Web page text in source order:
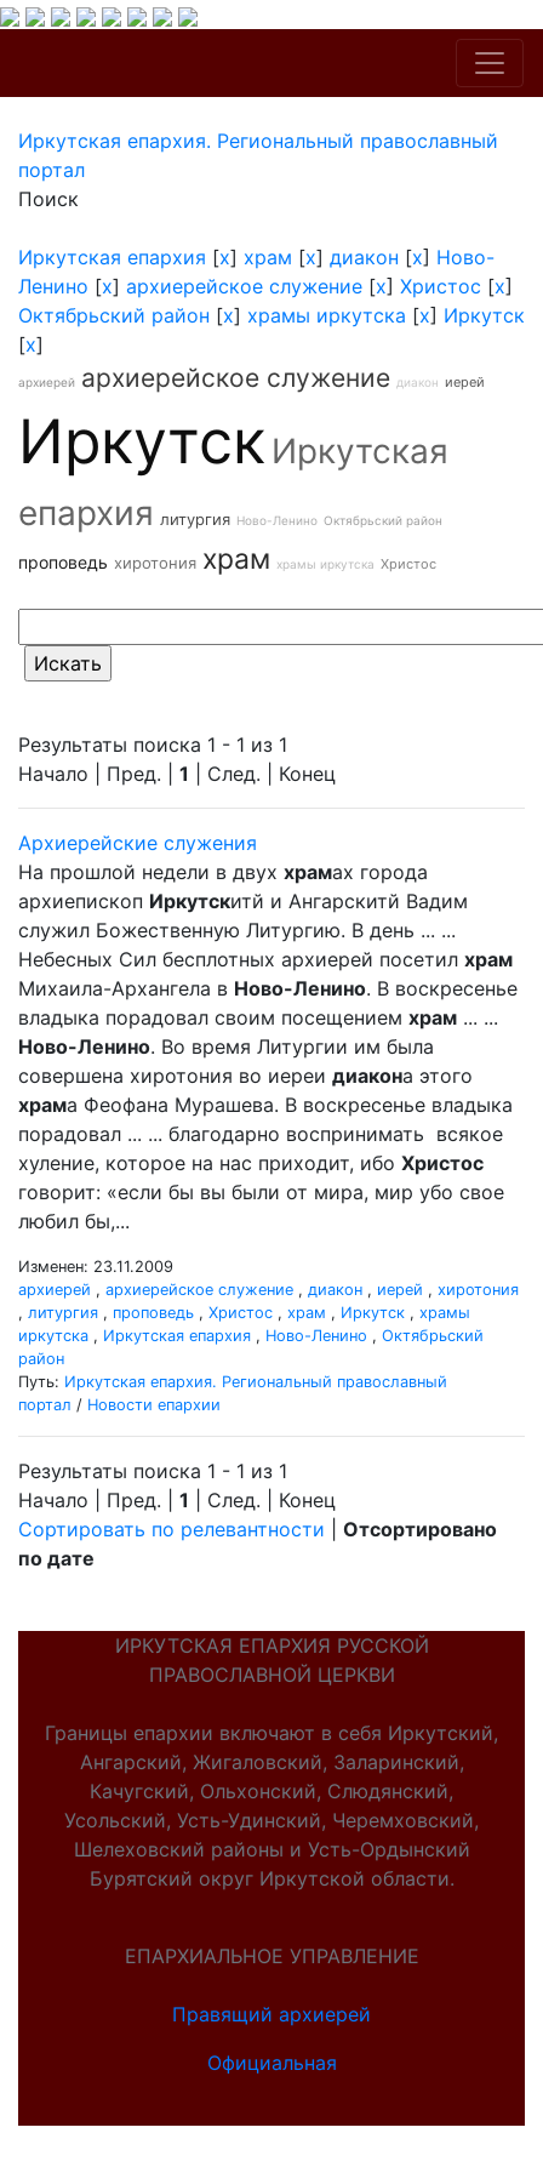
Иркутская епархия. Региональный православный
портал
Поиск
Иркутская епархия [x] храм [x] диакон [x] Ново-
Ленино [x] архиерейское служение [x] Христос [x]
Октябрьский район [x] храмы иркутска [x] Иркутск
[x]
архиерей архиерейское служение диакон иерей
Иркутск Иркутская
епархия литургия Ново-Ленино Октябрьский район
проповедь хиротония храм храмы иркутска Христос
Результаты поиска 1 - 1 из 1
Начало | Пред. | 1 | След. | Конец
Архиерейские служения
На прошлой недели в двух храмах города
архиепископ Иркутскитй и Ангарскитй Вадим
служил Божественную Литургию. В день ... ...
Небесных Сил бесплотных архиерей посетил храм
Михаила-Архангела в Ново-Ленино. В воскресенье
владыка порадовал своим посещением храм ... ...
Ново-Ленино. Во время Литургии им была
совершена хиротония во иереи диакона этого
храма Феофана Мурашева. В воскресенье владыка
порадовал ... ... благодарно воспринимать всякое
хуление, которое на нас приходит, ибо Христос
говорит: «если бы вы были от мира, мир убо свое
любил бы,...
Изменен: 23.11.2009
архиерей , архиерейское служение , диакон , иерей , хиротония
, литургия , проповедь , Христос , храм , Иркутск , храмы
иркутска , Иркутская епархия , Ново-Ленино , Октябрьский
район
Путь: Иркутская епархия. Региональный православный
портал / Новости епархии
Результаты поиска 1 - 1 из 1
Начало | Пред. | 1 | След. | Конец
Сортировать по релевантности
Отсортировано
по дате
ИРКУТСКАЯ ЕПАРХИЯ РУССКОЙ
ПРАВОСЛАВНОЙ ЦЕРКВИ
Границы епархии включают в себя Иркутский,
Ангарский, Жигаловский, Заларинский,
Качугский, Ольхонский, Слюдянский,
Усольский, Усть-Удинский, Черемховский,
Шелеховский районы и Усть-Ордынский
Бурятский округ Иркутской области.
ЕПАРХИАЛЬНОЕ УПРАВЛЕНИЕ
Правящий архиерей
Официальная